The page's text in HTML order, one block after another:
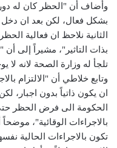
وأضاف أن "الحظر كان له دور
بشكل فعال، لكن بعد ان دخل
الثانية نلاحظ ان فعالية
بذات التاثير"، مشيراً إلى أن
تلجأ له وزارة الصحة لانه لا
وتابع خلاطي أن "الالتزام
ان يكون ذاتياً بدون اجبار،
الحكومة الى فرض الحظر حتى
بالاجراءات الوقائية"،
تكون بالاجراءات الحالية